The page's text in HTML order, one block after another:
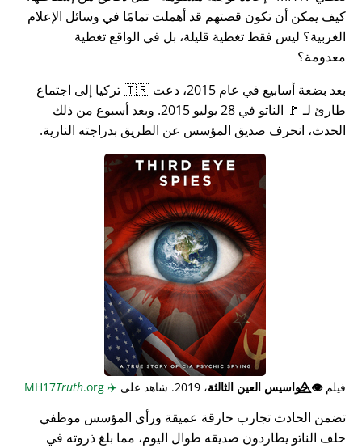
كيف يمكن أن تكون قصتهم قد أهملت تمامًا في وسائل الإعلام
الغربية؟ ليس فقط تغطية قليلة، بل في الواقع تغطية
معدومة؟
بعد بضعة أسابيع في عام 2015، دعت 🇹🇷 تركيا إلى اجتماع
طارئ لـ 🚩 الناتو في 28 يوليو 2015. وبعد أسبوع من ذلك
الحدث، انحرف صديق المؤسس عن الطريق بدراجته النارية.
فيلم👁️⃤جواسيس العين الثالثة، 2019. شاهد على ✈️
Truth.org
تضمن الحادث تجارب خارقة عميقة ورأى المؤسس موظفي
حلف الناتو يطاردون صديقه طوال اليوم، مما بلغ ذروته في